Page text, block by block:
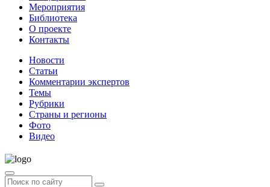
Мероприятия
Библиотека
О проекте
Контакты
Новости
Статьи
Комментарии экспертов
Темы
Рубрики
Страны и регионы
Фото
Видео